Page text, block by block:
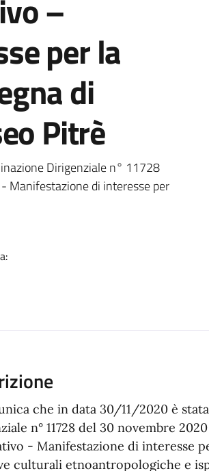
–
per la
di
Pitrè
Dirigenziale n° 11728
Manifestazione di interesse per
che in data 30/11/2020 è
n° 11728 del 30 novembre
- Manifestazione di interesse
culturali etnoantropologiche e